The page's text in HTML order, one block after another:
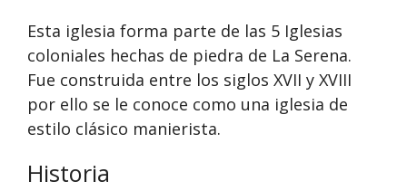
Esta iglesia forma parte de las 5 Iglesias
coloniales hechas de piedra de La Serena.
Fue construida entre los siglos XVII y XVIII
por ello se le conoce como una iglesia de
estilo clásico manierista.
Historia